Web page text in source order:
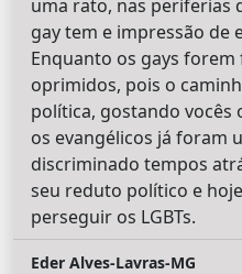
uma rato, nas periferias
gay tem e impressão de
Enquanto os gays
oprimidos, pois o
política, gostando vocês
os evangélicos já foram
discriminado tempos
seu reduto político e
perseguir os LGBTs.
Eder Alves-Lavras-MG